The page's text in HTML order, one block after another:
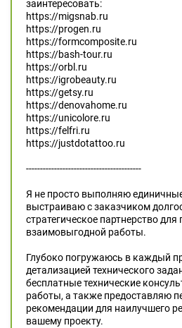
заинтересовать:
https://migsnab.ru
https://progen.ru
https://formcomposite.ru
https://bash-tour.ru
https://orbl.ru
https://igrobeauty.ru
https://getsy.ru
https://denovahome.ru
https://unicolore.ru
https://felfri.ru
https://justdotattoo.ru
-----------------------------------------
Я не просто выполняю
выстраиваю с заказчиком
стратегическое партнерство
взаимовыгодной работы.
Глубоко погружаюсь в каждый
детализацией технического
бесплатные технические
работы, а также предоставляю
рекомендации для наилучшего
вашему проекту.